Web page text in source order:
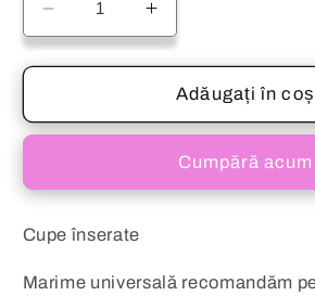
Reduceți
cantitatea
pentru
din
Creșteți
cantitatea
pentru
Bluză
din
JOLENNE
Adăugați în coș
Cumpără acum
Cupe înserate
Marime universală recomandăm